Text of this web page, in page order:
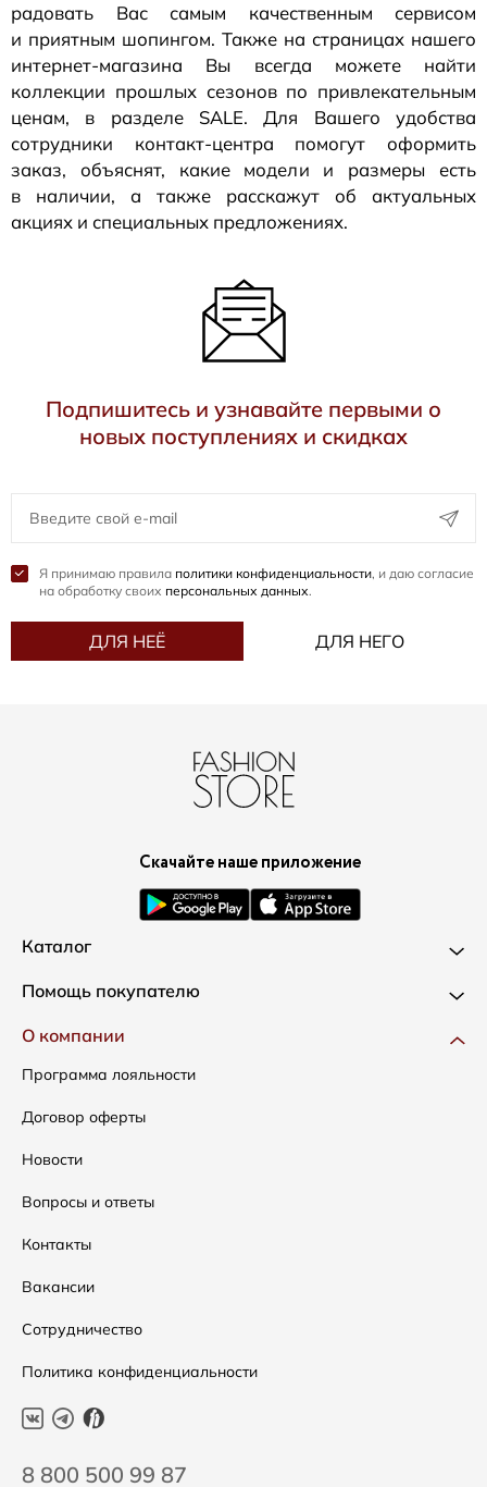
радовать Вас самым качественным сервисом
и приятным шопингом. Также на страницах нашего
интернет-магазина Вы всегда можете найти
коллекции прошлых сезонов по привлекательным
ценам, в разделе SALE. Для Вашего удобства
сотрудники контакт-центра помогут оформить
заказ, объяснят, какие модели и размеры есть
в наличии, а также расскажут об актуальных
акциях и специальных предложениях.
Подпишитесь и узнавайте первыми о
новых поступлениях и скидках
Я принимаю правила политики конфиденциальности, и даю согласие
на обработку своих персональных данных.
ДЛЯ НЕЁ ДЛЯ НЕГО
Скачайте наше приложение
Каталог
Новинки
Одежда
Сумки
Аксессуары
Распродажа
Подарочные сертификаты
Помощь покупателю
Доставка и оплата
Как оформить заказ
Условия возвратов
Таблица размеров
Уход за одеждой
О компании
Программа лояльности
Договор оферты
Новости
Вопросы и ответы
Контакты
Вакансии
Сотрудничество
Политика конфиденциальности
8 800 500 99 87